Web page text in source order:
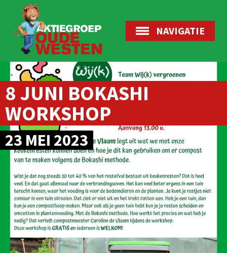
NAVIGATIE
8 JUNI BOKASHI
WORKSHOP
23 MEI 2023